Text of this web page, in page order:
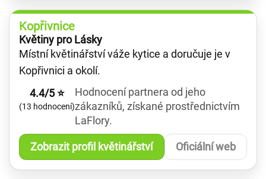
Kopřivnice
Květiny pro Lásky
Místní květinářství váže kytice a doručuje je v
Kopřivnici a okolí.
4.4/5 ⭐
(13 hodnocení)
Hodnocení partnera od jeho
zákazníků, získané prostřednictvím
LaFlory.
Zobrazit profil květinářství Oficiální web